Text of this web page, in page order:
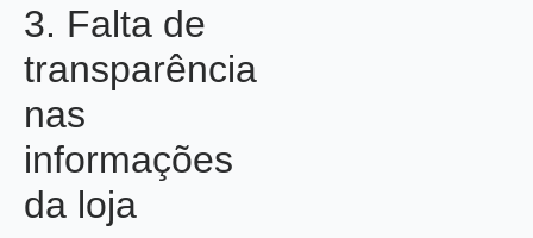
3. Falta de
transparência
nas
informações
da loja